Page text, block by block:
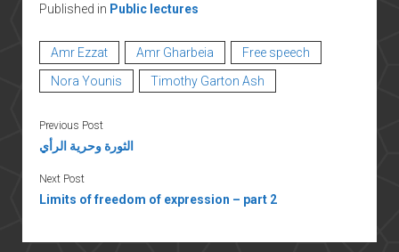
Published in Public lectures
Amr Ezzat Amr Gharbeia
Free speech
Nora Younis
Timothy Garton Ash
Previous Post
الثورة وحرية الرأي
Next Post
Limits of freedom of expression – part 2